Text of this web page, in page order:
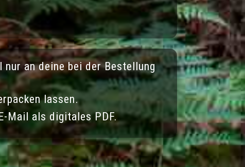
an deine bei der Bestellung
lassen.
Mail als digitales PDF.